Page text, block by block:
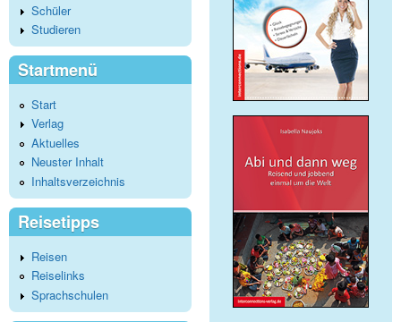
Schüler
Studieren
Startmenü
Start
Verlag
Aktuelles
Neuster Inhalt
Inhaltsverzeichnis
Reisetipps
Reisen
Reiselinks
Sprachschulen